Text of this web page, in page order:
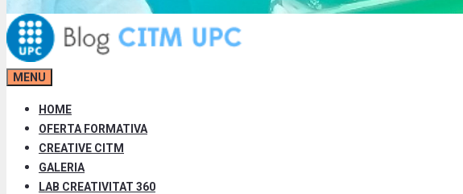
MENU
HOME
OFERTA FORMATIVA
CREATIVE CITM
GALERIA
LAB CREATIVITAT 360